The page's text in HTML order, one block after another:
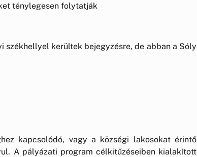
ténylegesen folytatják
székhellyel kerültek bejegyzésre, de abban a Sóly
kapcsolódó, vagy a községi lakosokat érintő
A pályázati program célkitűzéseiben kialakított